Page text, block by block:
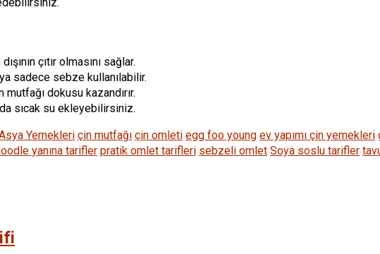
çıtır olmasını sağlar.
sadece sebze kullanılabilir.
dokusu kazandırır.
sıcak su ekleyebilirsiniz.
Yemekleri çin mutfağı çin omleti egg foo young ev yapımı çin yemekleri
yanına tarifler pratik omlet tarifleri sebzeli omlet Soya soslu tarifler